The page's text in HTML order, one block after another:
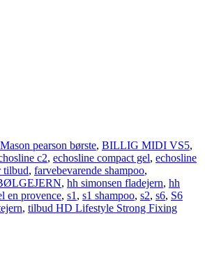
pearson børste, BILLIG MIDI VS5,
c2, echosline compact gel, echosline
tilbud, farvebevarende shampoo,
, hh simonsen fladejern, hh
en provence, s1, s1 shampoo, s2, s6, S6
, tilbud HD Lifestyle Strong Fixing